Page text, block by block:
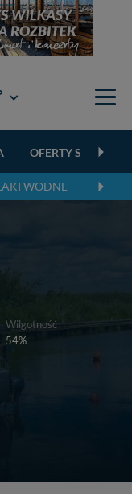
Giżycko
OFERTY
WODNE
Wilgotność
54%